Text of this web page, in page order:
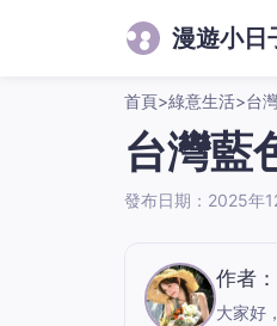
漫遊小日
首頁>綠意生活>台
台灣藍
發布日期：2025年
作者：
大家好